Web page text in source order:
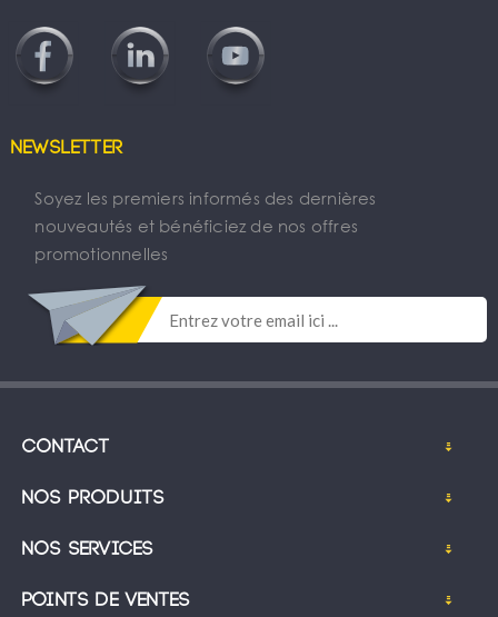
Newsletter
Soyez les premiers informés des dernières
nouveautés et bénéficiez de nos offres
promotionnelles
Contact
Nos produits
Nos services
Points de ventes